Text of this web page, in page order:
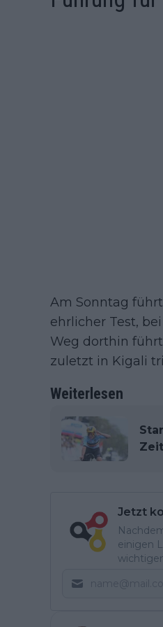
Am Sonntag
ehrlicher Test,
Weg dorthin
zuletzt in Kigali
Weiterlesen
Jetzt
einigen